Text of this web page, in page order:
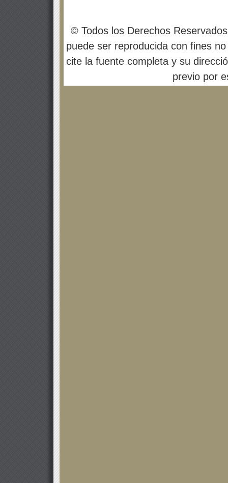
© Todos los Derechos
puede ser reproducida con fines
cite la fuente completa y su
previo por